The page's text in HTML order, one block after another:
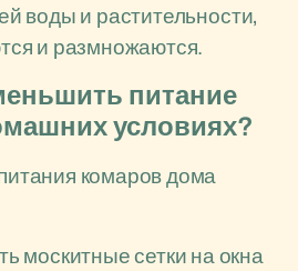
воды и растительности,
и размножаются.
питание
условиях?
комаров дома
москитные сетки на окна